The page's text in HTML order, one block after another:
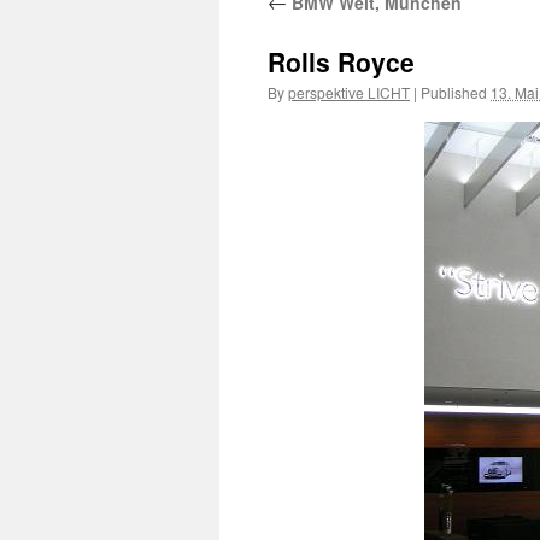
Rolls Royce
Byperspektive LICHT | Published 13.